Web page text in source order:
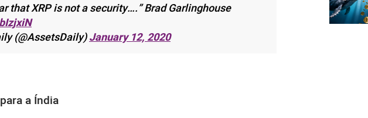
that XRP is not a security….” Brad Garlinghouse
(@AssetsDaily)January 12, 2020
a Índia